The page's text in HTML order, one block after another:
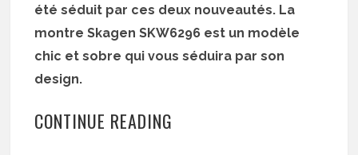
été séduit par ces deux nouveautés. La
montre Skagen SKW6296 est un modèle
chic et sobre qui vous séduira par son
design.
CONTINUE READING